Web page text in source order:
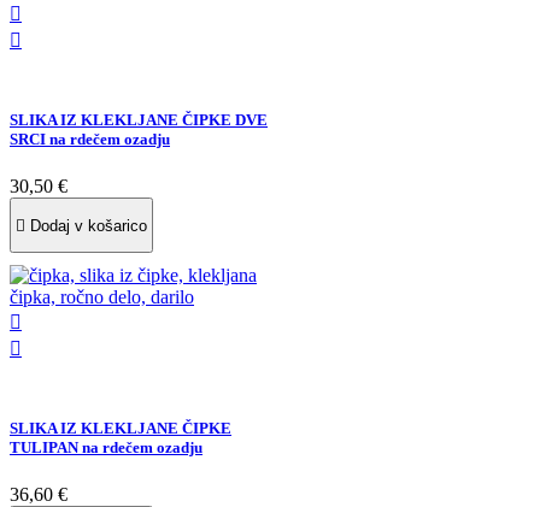


SLIKA IZ KLEKLJANE ČIPKE DVE
SRCI na rdečem ozadju
30,50 €
 Dodaj v košarico


SLIKA IZ KLEKLJANE ČIPKE
TULIPAN na rdečem ozadju
36,60 €